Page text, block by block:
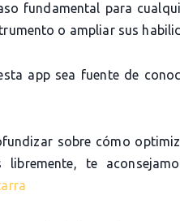
fundamental para
o ampliar sus
app sea fuente de
sobre cómo
libremente, te